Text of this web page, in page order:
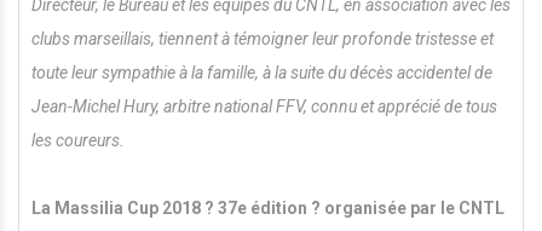
Directeur, le Bureau et les équipes du CNTL, en association avec les
clubs marseillais, tiennent à témoigner leur profonde tristesse et
toute leur sympathie à la famille, à la suite du décès accidentel de
Jean-Michel Hury, arbitre national FFV, connu et apprécié de tous
les coureurs.
La Massilia Cup 2018 ? 37e édition ? organisée par le CNTL